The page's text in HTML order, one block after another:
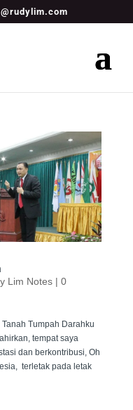
Lim Notes| 0
Tumpah Darahku
tempat saya
dan berkontribusi, Oh
terletak pada letak